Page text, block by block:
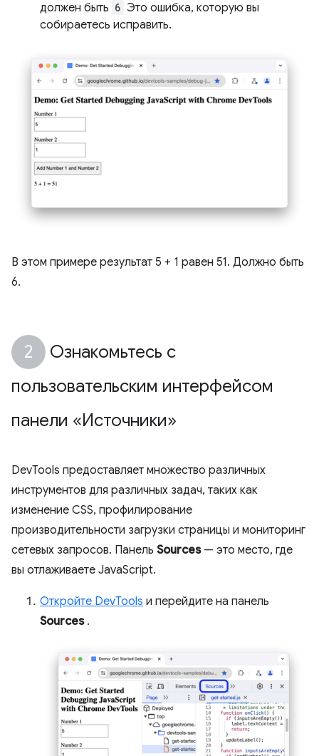
должен быть 6 Это ошибка, которую вы
собираетесь исправить.
В этом примере результат 5 + 1 равен 51. Должно быть
6.
Ознакомьтесь с
пользовательским интерфейсом
панели «Источники»
DevTools предоставляет множество различных
инструментов для различных задач, таких как
изменение CSS, профилирование
производительности загрузки страницы и мониторинг
сетевых запросов. Панель Sources— это место, где
вы отлаживаете JavaScript.
Откройте DevTools и перейдите на панель
Sources.